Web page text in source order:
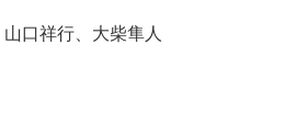
口祥行、大柴隼人